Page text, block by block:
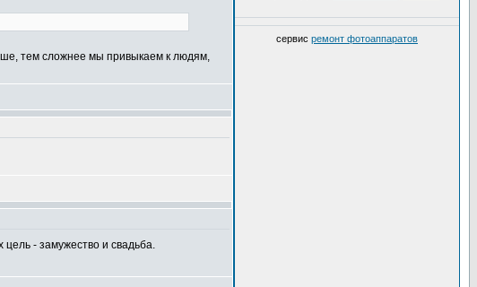
тем сложнее мы привыкаем к людям,
- замужество и свадьба.
сервис ремонт фотоаппаратов